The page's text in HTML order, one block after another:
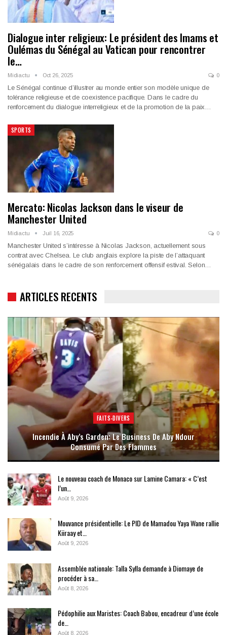
Dialogue inter religieux: Le président des Imams et
Oulémas du Sénégal au Vatican pour rencontrer
le…
Midiactu Oct 26, 2025 0
Le Sénégal continue d’illustrer au monde entier son modèle unique de
tolérance religieuse et de coexistence pacifique. Dans le cadre du
renforcement du dialogue interreligieux et de la promotion de la paix…
SPORTS
Mercato: Nicolas Jackson dans le viseur de
Manchester United
Midiactu Juil 16, 2025 0
Manchester United s’intéresse à Nicolas Jackson, actuellement sous
contrat avec Chelsea. Le club anglais explore la piste de l’attaquant
sénégalais dans le cadre de son renforcement offensif estival. Selon…
ARTICLES RECENTS
FAITS-DIVERS
Incendie À Aby’s Garden: Le Business De Aby Ndour
Consumé Par Des Flammes
Le nouveau coach de Monaco sur Lamine Camara: « C’est
l’un…
Août 9, 2026
Mouvance présidentielle: Le PID de Mamadou Yaya Wane rallie
Kiiraay et…
Août 9, 2026
Assemblée nationale: Talla Sylla demande à Diomaye de
procéder à sa…
Août 8, 2026
Pédophilie aux Maristes: Coach Babou, encadreur d’une école
de…
Août 8, 2026